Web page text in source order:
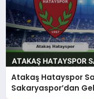
SPOR
MAGAZIN
SAĞLIK
Atakaş Hatayspor
Sakaryaspor’dan